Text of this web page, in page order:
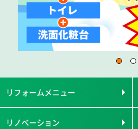
リフォームメニュー
リノベーション